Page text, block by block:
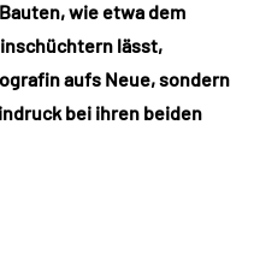
wie etwa dem
lässt,
aufs Neue, sondern
bei ihren beiden